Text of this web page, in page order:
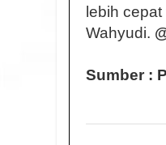
lebih
Wahyudi.
Sumber :